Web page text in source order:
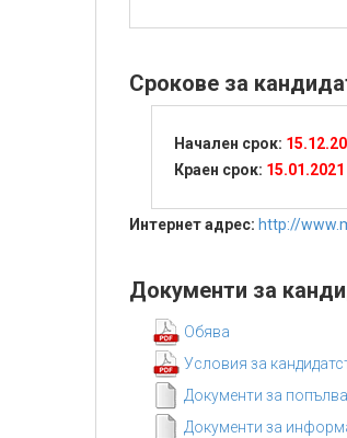
Срокове за
Начален срок:
Краен срок: 15.01.2021
Интернет адрес: http://
Документи за
Обява
Условия за
Документи за
Документи за